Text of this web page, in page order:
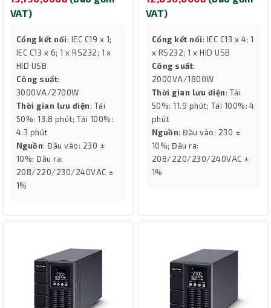
VAT)
Cổng kết nối: IEC C19 x 1;
IEC C13 x 6; 1 x RS232; 1 x
HID USB
Công suất:
3000VA/2700W
Thời gian lưu điện: Tải
50%: 13.8 phút; Tải 100%:
4.3 phút
Nguồn: Đầu vào: 230 ±
10%; Đầu ra:
208/220/230/240VAC ±
1%
VAT)
Cổng kết nối: IEC C13 x 4; 1
x RS232; 1 x HID USB
Công suất:
2000VA/1800W
Thời gian lưu điện: Tải
50%: 11.9 phút; Tải 100%: 4
phút
Nguồn: Đầu vào: 230 ±
10%; Đầu ra:
208/220/230/240VAC ±
1%